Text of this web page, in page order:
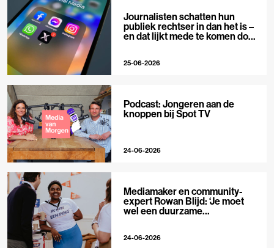
Journalisten schatten hun
publiek rechtser in dan het is –
en dat lijkt mede te komen door
25-06-2026
Podcast: Jongeren aan de
knoppen bij Spot TV
24-06-2026
Mediamaker en community-
expert Rowan Blijd: ‘Je moet
wel een duurzame
24-06-2026